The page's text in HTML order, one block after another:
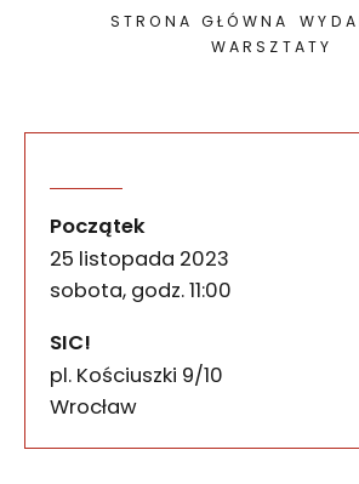
STRONA GŁÓWNA
WARSZTATY
Początek
25 listopada 2023
sobota, godz. 11:00
SIC!
pl. Kościuszki 9/10
50-028
Wrocław